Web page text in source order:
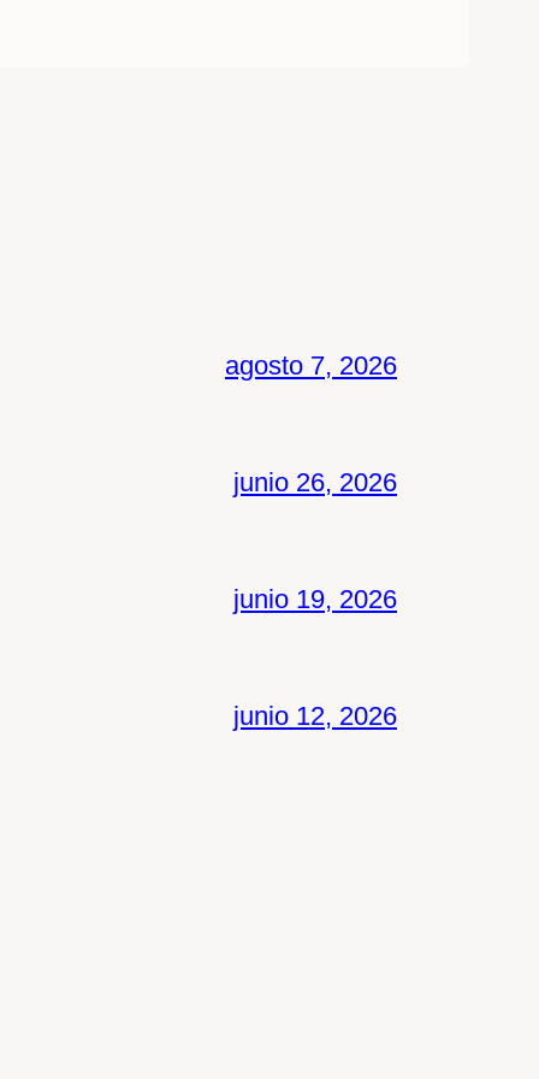
agosto 7, 2026
junio 26, 2026
junio 19, 2026
junio 12, 2026